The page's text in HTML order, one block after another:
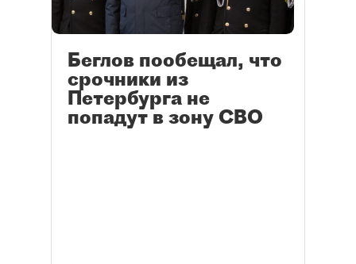
Беглов пообещал, что
срочники из
Петербурга не
попадут в зону СВО